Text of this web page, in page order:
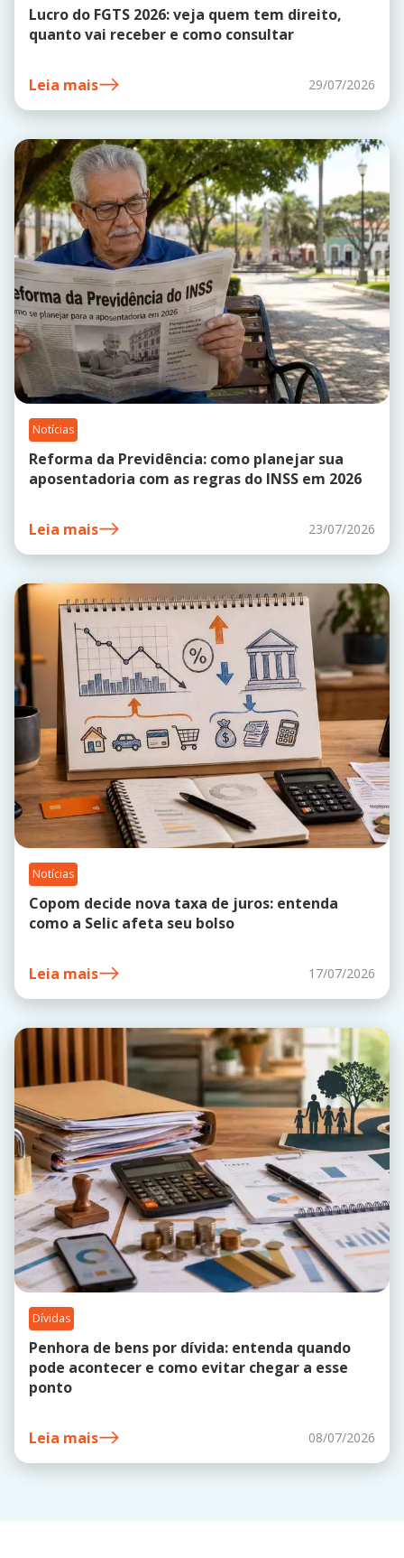
Lucro do FGTS 2026: veja quem tem direito,
quanto vai receber e como consultar
Leia mais 29/07/2026
Notícias
Reforma da Previdência: como planejar sua
aposentadoria com as regras do INSS em 2026
Leia mais 23/07/2026
Notícias
Copom decide nova taxa de juros: entenda
como a Selic afeta seu bolso
Leia mais 17/07/2026
Dívidas
Penhora de bens por dívida: entenda quando
pode acontecer e como evitar chegar a esse
ponto
Leia mais 08/07/2026